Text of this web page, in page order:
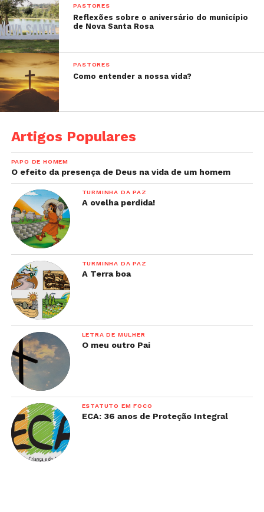
PASTORES
Reflexões sobre o aniversário do município
de Nova Santa Rosa
PASTORES
Como entender a nossa vida?
Artigos Populares
PAPO DE HOMEM
O efeito da presença de Deus na vida de um homem
TURMINHA DA PAZ
A ovelha perdida!
TURMINHA DA PAZ
A Terra boa
LETRA DE MULHER
O meu outro Pai
ESTATUTO EM FOCO
ECA: 36 anos de Proteção Integral